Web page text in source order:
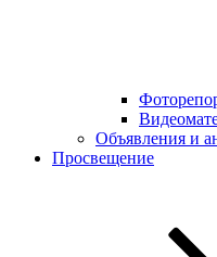
Объявления и
Просвещение